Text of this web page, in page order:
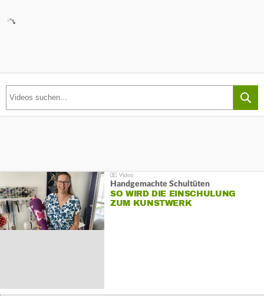
Handgemachte Schultüten
SO WIRD DIE EINSCHULUNG
ZUM KUNSTWERK